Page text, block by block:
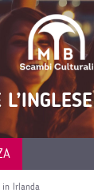
in Irlanda